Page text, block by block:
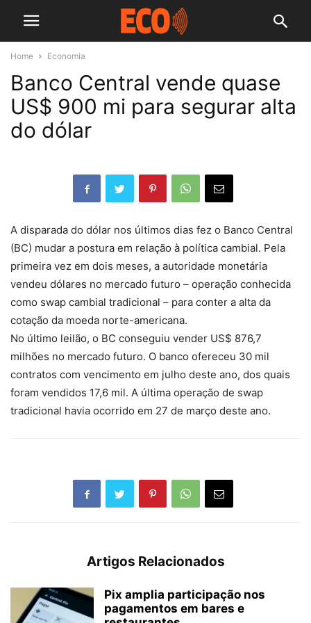
Home Economia
Banco Central vende quase
US$ 900 mi para segurar alta
do dólar
A disparada do dólar nos últimos dias fez o Banco Central
(BC) mudar a postura em relação à política cambial. Pela
primeira vez em dois meses, a autoridade monetária
vendeu dólares no mercado futuro – operação conhecida
como swap cambial tradicional – para conter a alta da
cotação da moeda norte-americana.
No último leilão, o BC conseguiu vender US$ 876,7
milhões no mercado futuro. O banco ofereceu 30 mil
contratos com vencimento em julho deste ano, dos quais
foram vendidos 17,6 mil. A última operação de swap
tradicional havia ocorrido em 27 de março deste ano.
Artigos Relacionados
Pix amplia participação nos
pagamentos em bares e